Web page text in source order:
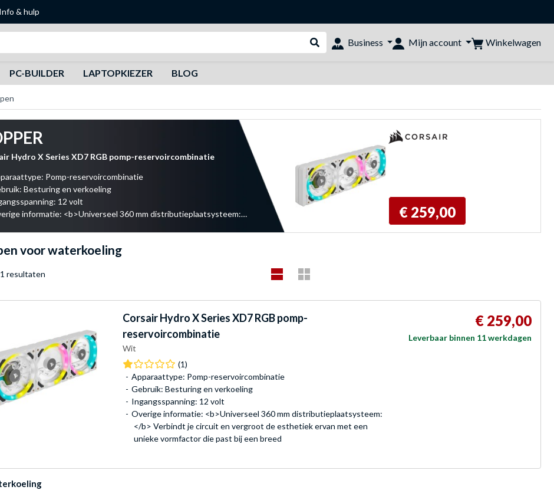
Info & hulp
Webshop doorzoeken
Business Mijn account Winkelwagen
PC-BUILDER LAPTOPKIEZER BLOG
Hydro X Series XD7 RGB pomp-reservoircombinatie
Pomp-reservoircombinatie
Besturing en verkoeling
12 volt
Overige informatie: <b>Universeel 360 mm distributieplaatsysteem:</b> Verbindt je circuit en vergroot de esthetiek ervan met een unieke vormfactor die past bij een breed
€ 259,00
voor waterkoeling
resultaten
CorsairHydro X Series XD7 RGB pomp-
reservoircombinatie
Wit
(1)
Apparaattype: Pomp-reservoircombinatie
Gebruik: Besturing en verkoeling
Ingangsspanning: 12 volt
Overige informatie: <b>Universeel 360 mm distributieplaatsysteem:
</b> Verbindt je circuit en vergroot de esthetiek ervan met een
unieke vormfactor die past bij een breed
€ 259,00
Leverbaar binnen 11 werkdagen